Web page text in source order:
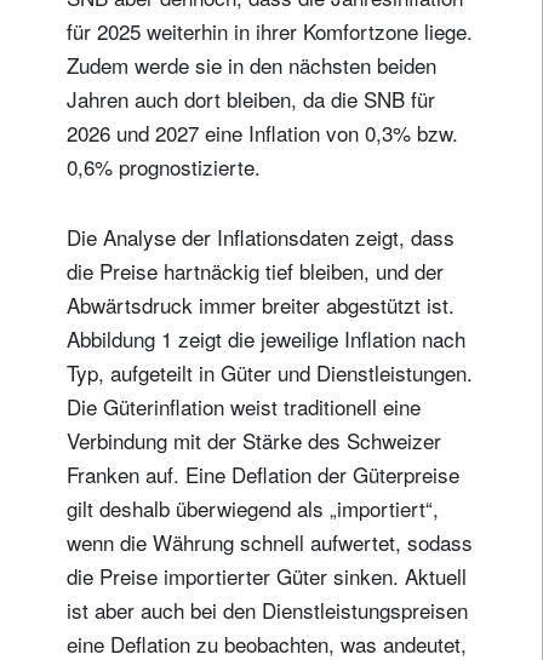
für 2025 weiterhin in ihrer Komfortzone liege.
Zudem werde sie in den nächsten beiden
Jahren auch dort bleiben, da die SNB für
2026 und 2027 eine Inflation von 0,3% bzw.
0,6% prognostizierte.
Die Analyse der Inflationsdaten zeigt, dass
die Preise hartnäckig tief bleiben, und der
Abwärtsdruck immer breiter abgestützt ist.
Abbildung 1 zeigt die jeweilige Inflation nach
Typ, aufgeteilt in Güter und Dienstleistungen.
Die Güterinflation weist traditionell eine
Verbindung mit der Stärke des Schweizer
Franken auf. Eine Deflation der Güterpreise
gilt deshalb überwiegend als „importiert“,
wenn die Währung schnell aufwertet, sodass
die Preise importierter Güter sinken. Aktuell
ist aber auch bei den Dienstleistungspreisen
eine Deflation zu beobachten, was andeutet,